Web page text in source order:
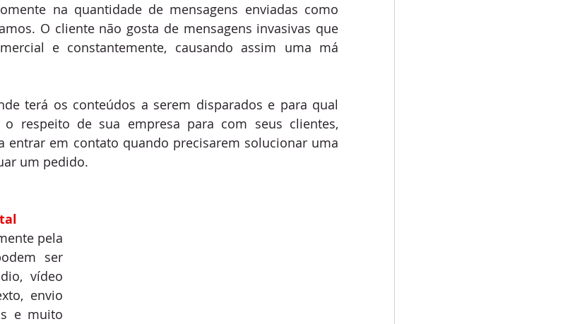
na quantidade de mensagens enviadas como
O cliente não gosta de mensagens invasivas que
e constantemente, causando assim uma má
terá os conteúdos a serem disparados e para qual
respeito de sua empresa para com seus clientes,
entrar em contato quando precisarem solucionar uma
um pedido.
pela
ser
vídeo
envio
e muito